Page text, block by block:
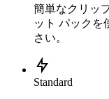
簡単なクリッ
ット パックを
さい。
Standard